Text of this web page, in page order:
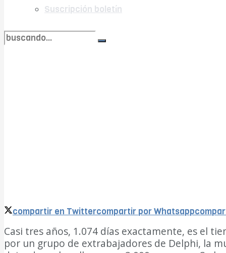
Suscripción boletín
compartir en Twittercompartir por Whatsapp
Casi tres años, 1.074 días exactamente, es el
por un grupo de extrabajadores de Delphi, la